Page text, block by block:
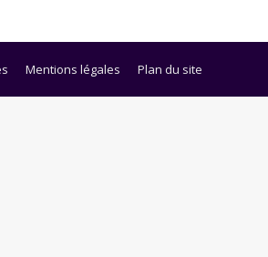
Mentions légales Plan du site